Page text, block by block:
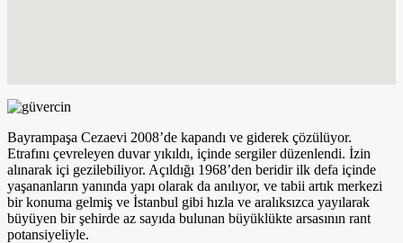
Bayrampaşa Cezaevi 2008’de kapandı ve giderek çözülüyor.
Etrafını çevreleyen duvar yıkıldı, içinde sergiler düzenlendi. İzin
alınarak içi gezilebiliyor. Açıldığı 1968’den beridir ilk defa içinde
yaşananların yanında yapı olarak da anılıyor, ve tabii artık merkezi
bir konuma gelmiş ve İstanbul gibi hızla ve aralıksızca yayılarak
büyüyen bir şehirde az sayıda bulunan büyüklükte arsasının rant
potansiyeliyle.